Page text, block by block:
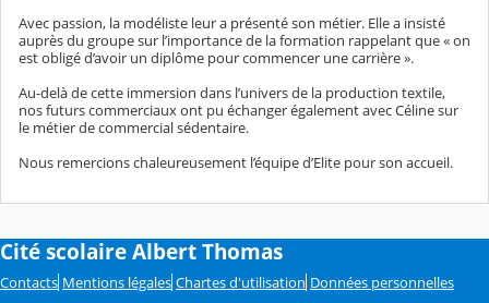
Avec passion, la modéliste leur a présenté son métier. Elle a insisté
auprès du groupe sur l’importance de la formation rappelant que « on
est obligé d’avoir un diplôme pour commencer une carrière ».
Au-delà de cette immersion dans l’univers de la production textile,
nos futurs commerciaux ont pu échanger également avec Céline sur
le métier de commercial sédentaire.
Nous remercions chaleureusement l’équipe d’Elite pour son accueil.
Cité scolaire Albert Thomas
Contacts Mentions légales Chartes d'utilisation Données personnelles